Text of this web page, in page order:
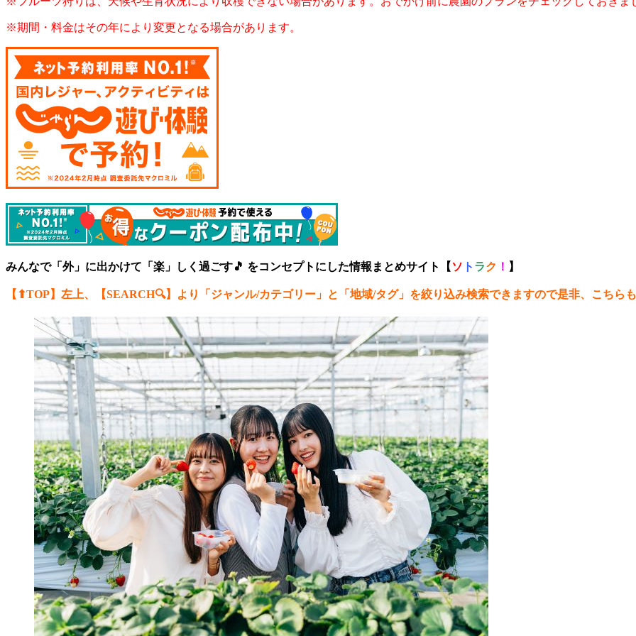
※期間・料金はその年により変更となる場合があります。
みんなで「外」に出かけて「楽」しく過ごす🎵 をコンセプトにした情報まとめサイト【 ソ ト ラク ！ 】
【⬆︎TOP】左上、【SEARCH🔍】より「ジャンル/カテゴリー 」と「地域/タグ」を絞り込み検索できますので是非、こちら